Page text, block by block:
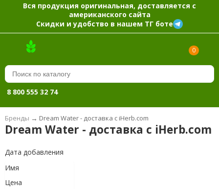
Вся продукция оригинальная, доставляется с
американского сайта
Скидки и удобство в нашем ТГ боте
0
8 800 555 32 74
Бренды → Dream Water - доставка с iHerb.com
Dream Water - доставка с iHerb.com
Дата добавления
Имя
Цена